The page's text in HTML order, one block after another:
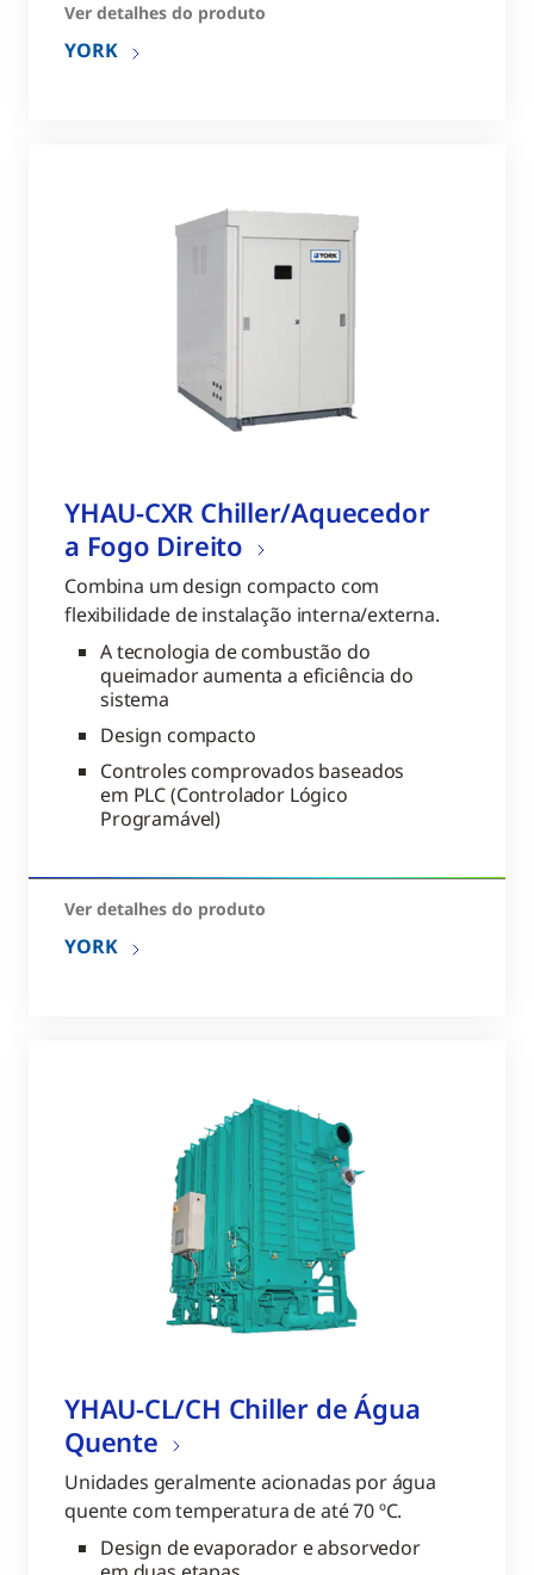
Ver detalhes do produto
YORK
YHAU-CXR Chiller/Aquecedor
a Fogo Direito
Combina um design compacto com
flexibilidade de instalação interna/externa.
A tecnologia de combustão do
queimador aumenta a eficiência do
sistema
Design compacto
Controles comprovados baseados
em PLC (Controlador Lógico
Programável)
Ver detalhes do produto
YORK
YHAU-CL/CH Chiller de Água
Quente
Unidades geralmente acionadas por água
quente com temperatura de até 70 ºC.
Design de evaporador e absorvedor